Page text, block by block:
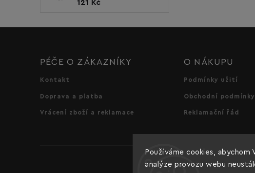
Používáme cookies, abychom
analýze provozu webu
121 Kč
PÉČE O ZÁKAZNÍKY
Kontakt
Doprava a platba
Vrácení zboží a reklamace
O NÁKUPU
Podmínky užití
Obchodní podmínky
Reklamační řád